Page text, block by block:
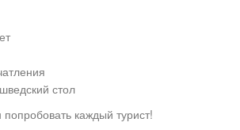
стол
каждый турист!